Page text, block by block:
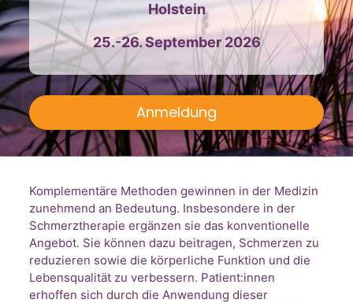
Anmeldung
Holstein
25.-26. September 2026
Komplementäre Methoden gewinnen in der Medizin
zunehmend an Bedeutung. Insbesondere in der
Schmerztherapie ergänzen sie das konventionelle
Angebot. Sie können dazu beitragen, Schmerzen zu
reduzieren sowie die körperliche Funktion und die
Lebensqualität zu verbessern. Patient:innen
erhoffen sich durch die Anwendung dieser